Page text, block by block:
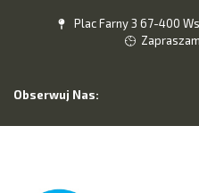
Plac Farny 3 67-400
Obserwuj Nas: